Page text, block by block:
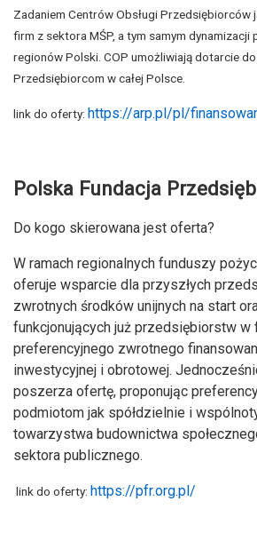
Zadaniem Centrów Obsługi Przedsiębiorców
firm z sektora MŚP, a tym samym dynamizacji
regionów Polski. COP umożliwiają dotarcie do
Przedsiębiorcom w całej Polsce.
link do oferty: https://arp.pl/pl/
Polska Fundacja
Do kogo skierowana jest oferta?
W ramach regionalnych funduszy
oferuje wsparcie dla przyszłych
zwrotnych środków unijnych na start
funkcjonujących już przedsiębiorstw w
preferencyjnego zwrotnego
inwestycyjnej i obrotowej.
poszerza ofertę, proponując
podmiotom jak spółdzielnie i
towarzystwa budownictwa
sektora publicznego.
link do oferty: https://pfr.org.pl/